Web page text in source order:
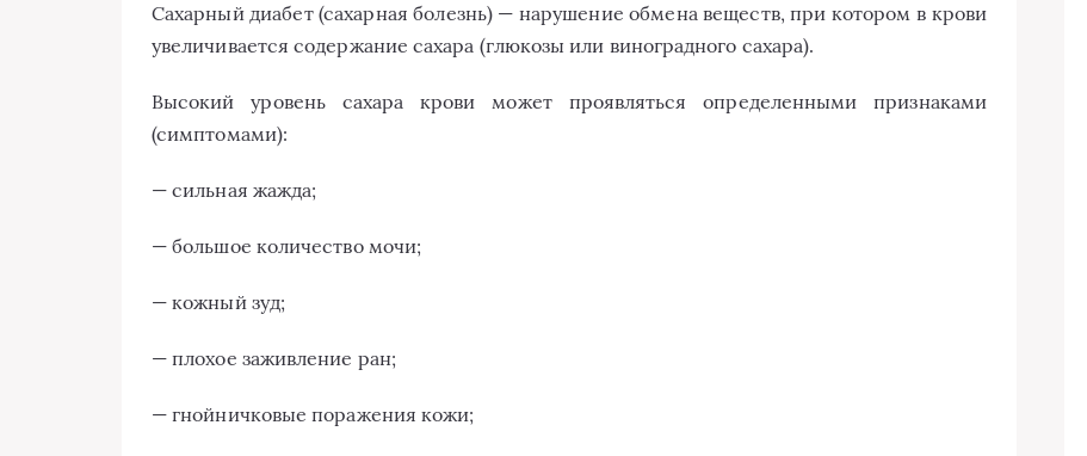
Сахарный диабет (сахарная болезнь) — нарушение обмена веществ, при котором в крови
увеличивается содержание сахара (глюкозы или виноградного сахара).
Высокий уровень сахара крови может проявляться определенными признаками
(симптомами):
— сильная жажда;
— большое количество мочи;
— кожный зуд;
— плохое заживление ран;
— гнойничковые поражения кожи;